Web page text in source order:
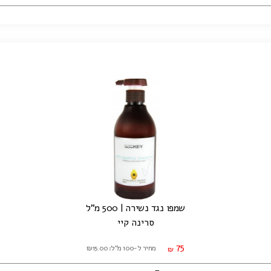
שמפו נגד נשירה | 500 מ"ל
סרינה קיי
₪ 75 מחיר ל-100 מ"ל: ₪15.00